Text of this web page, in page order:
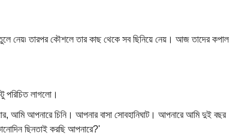
নেয়৷ তারপর কৌশলে তার কাছ থেকে সব ছিনিয়ে নেয়। আজ তাদের কপাল
পরিচিত লাগলো।
আমি আপনারে চিনি। আপনার বাসা সোবহানিঘাট। আপনারে আমি দুই বছর
ছিনতাই করছি আপনারে?'